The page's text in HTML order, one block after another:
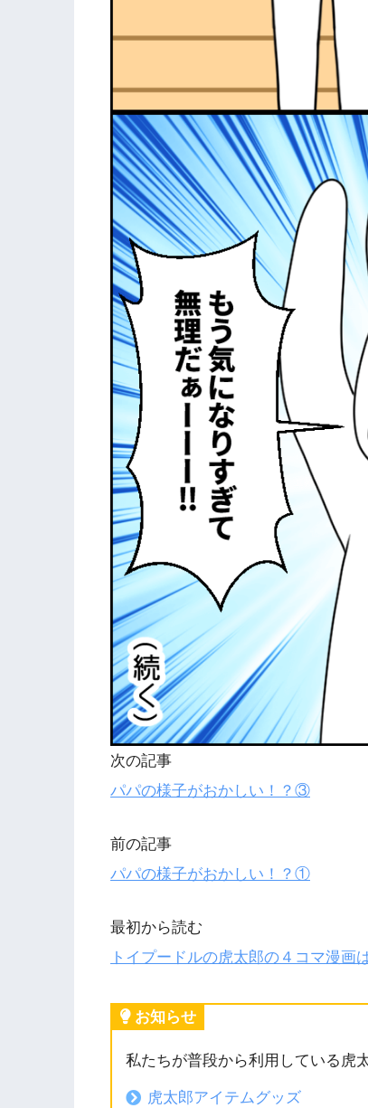
次の記事
パパの様子がおかしい！？③
前の記事
パパの様子がおかしい！？①
最初から読む
トイプードルの虎太郎の４コマ漫画
お知らせ
私たちが普段から利用している虎
虎太郎アイテムグッズ